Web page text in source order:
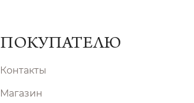
ПОКУПАТЕЛЮ
Контакты
Магазин